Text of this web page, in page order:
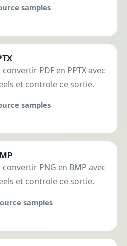
samples
PDF en PPTX avec
et controle de sortie.
samples
PNG en BMP avec
et controle de sortie.
samples